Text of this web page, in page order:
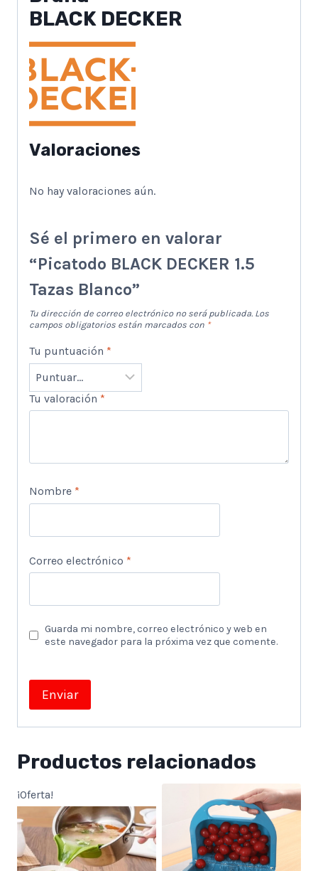
BLACK DECKER
Valoraciones
No hay valoraciones aún.
Sé el primero en valorar
“Picatodo BLACK DECKER 1.5
Tazas Blanco”
Tu dirección de correo electrónico no será publicada. Los
campos obligatorios están marcados con *
Tu puntuación *
Tu valoración *
Nombre *
Correo electrónico *
Guarda mi nombre, correo electrónico y web en
este navegador para la próxima vez que comente.
Productos relacionados
¡Oferta!